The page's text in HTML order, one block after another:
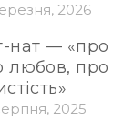
2026
нат — «про
любов, про
2025